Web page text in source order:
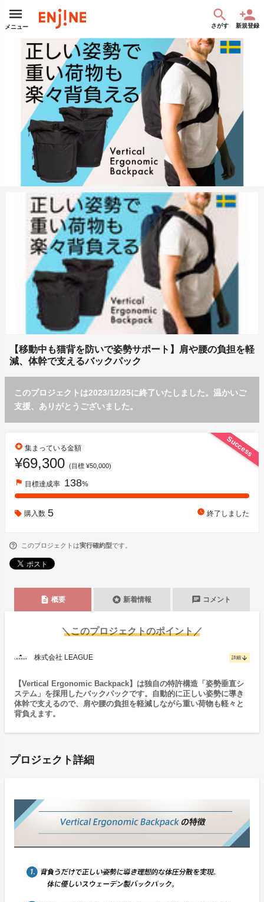
メニュー さがす 新規登録
【移動中も猫背を防いで姿勢サポート】肩や腰の負担を軽
減、体幹で支えるバックパック
このプロジェクトは2023/12/25に終了いたしました。温かいご
支援、ありがとうございました。
Success
stars 集まっている金額
¥69,300 (目標 ¥50,000)
flag 目標達成率 138%
購入数 5 watch_later 終了しました
このプロジェクトは実行確約型です。
description 概要 stars 新着情報 chat コメント
＼このプロジェクトのポイント／
株式会社 LEAGUE 詳細 arrow_downward
【Vertical Ergonomic Backpack】は独自の特許構造「姿勢垂直シ
ステム」を採用したバックパックです。自動的に正しい姿勢に導き
体幹で支えるので、肩や腰の負担を軽減しながら重い荷物も軽々と
背負えます。
プロジェクト詳細